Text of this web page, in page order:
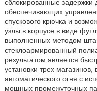
сблокированные задержки
обеспечивающих
спускового крючка и
узлы в корпусе в виде
выполненных методом
стеклоармированный
результатом является
установки трех
автоматического огня с
мощных промежуточных